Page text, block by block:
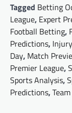
Tagged Betting
League, Expert
Football Betting,
Predictions,
Day, Match
Premier League,
Sports Analysis,
Predictions,